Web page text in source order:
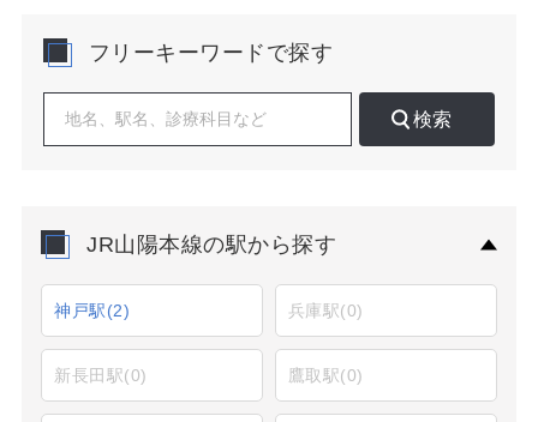
フリーキーワードで探す
検索
JR山陽本線の駅から探す
神戸駅(2) 兵庫駅(0)
新長田駅(0) 鷹取駅(0)